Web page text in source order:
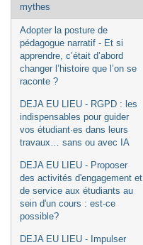
mythes
Adopter la posture de
pédagogue narratif - Et si
apprendre, c’était d’abord
changer l’histoire que l’on se
raconte ?
DEJA EU LIEU - RGPD : les
indispensables pour guider
vos étudiant·es dans leurs
travaux… sans ou avec IA
DEJA EU LIEU - Proposer
des activités d'engagement et
de service aux étudiants au
sein d'un cours : est-ce
possible?
DEJA EU LIEU - Impulser